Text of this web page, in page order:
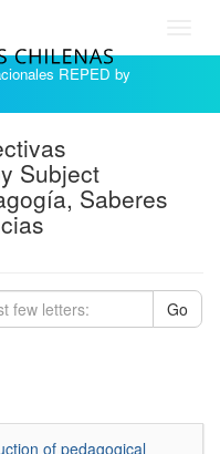
REPED by
Subject
Saberes
Go
of pedagogical